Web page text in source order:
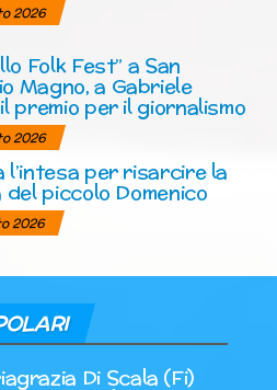
2026
Folk Fest” a San
Magno, a Gabriele
premio per il giornalismo
2026
l’intesa per risarcire la
del piccolo Domenico
2026
Di Scala (Fi)